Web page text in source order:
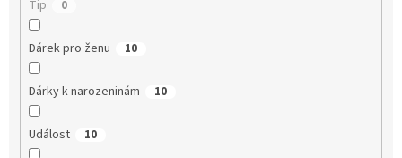
Tip 0
Dárek pro ženu 10
Dárky k narozeninám 10
Událost 10